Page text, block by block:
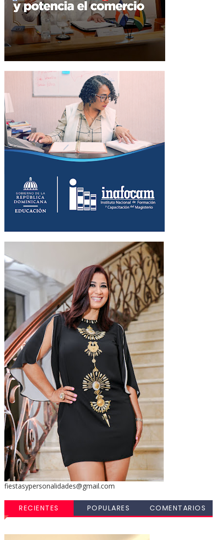
fiestasypersonalidades@gmail.com
RECIENTES POPULARES COMENTARIOS